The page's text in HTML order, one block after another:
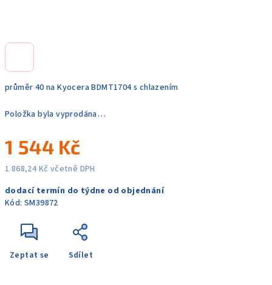
průměr 40 na Kyocera BDMT1704 s chlazením
Položka byla vyprodána…
1 544 Kč
1 868,24 Kč včetně DPH
cena:
dodací termín do týdne od objednání
Kód: SM39872
Zeptat se Sdílet